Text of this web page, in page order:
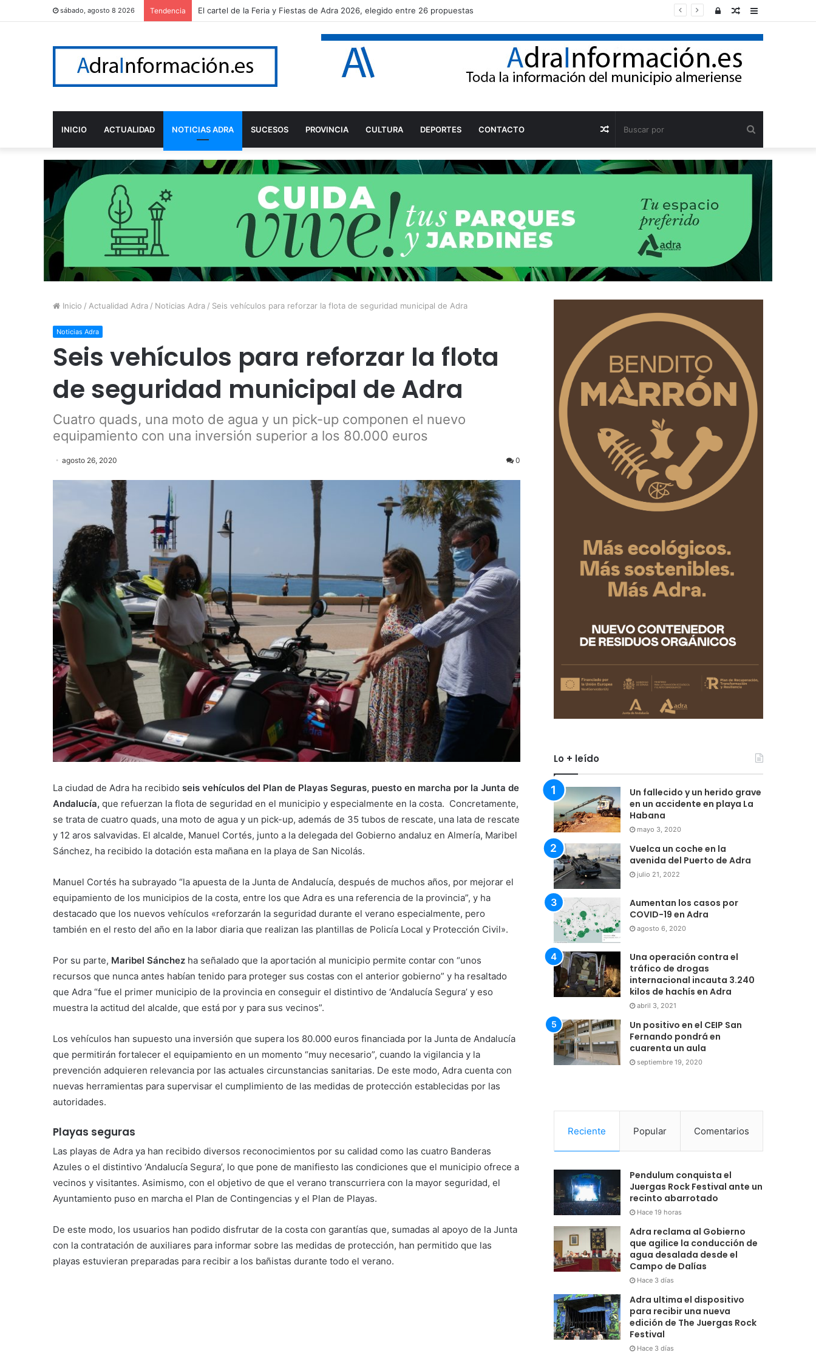
sábado, agosto 8 2026 Tendencia El cartel de la Feria y Fiestas de Adra 2026, elegido entre 26 propuestas Barra
Publicación
azar
Acceso
INICIO ACTUALIDAD NOTICIAS ADRA SUCESOS PROVINCIA CULTURA DEPORTES CONTACTO
por
Publicación
al
Inicio / Actualidad Adra / Noticias Adra / Seis vehículos para reforzar la flota de seguridad municipal de Adra
Noticias Adra
Seis vehículos para reforzar la flota
de seguridad municipal de Adra
Cuatro quads, una moto de agua y un pick-up componen el nuevo
equipamiento con una inversión superior a los 80.000 euros
agosto 26, 2020 0
La ciudad de Adra ha recibido seis vehículos del Plan de Playas Seguras, puesto en marcha por la Junta de
Andalucía, que refuerzan la flota de seguridad en el municipio y especialmente en la costa. Concretamente,
se trata de cuatro quads, una moto de agua y un pick-up, además de 35 tubos de rescate, una lata de rescate
y 12 aros salvavidas. El alcalde, Manuel Cortés, junto a la delegada del Gobierno andaluz en Almería, Maribel
Sánchez, ha recibido la dotación esta mañana en la playa de San Nicolás.
Manuel Cortés ha subrayado “la apuesta de la Junta de Andalucía, después de muchos años, por mejorar el
equipamiento de los municipios de la costa, entre los que Adra es una referencia de la provincia”, y ha
destacado que los nuevos vehículos «reforzarán la seguridad durante el verano especialmente, pero
también en el resto del año en la labor diaria que realizan las plantillas de Policía Local y Protección Civil».
Por su parte, Maribel Sánchez ha señalado que la aportación al municipio permite contar con “unos
recursos que nunca antes habían tenido para proteger sus costas con el anterior gobierno” y ha resaltado
que Adra “fue el primer municipio de la provincia en conseguir el distintivo de ‘Andalucía Segura’ y eso
muestra la actitud del alcalde, que está por y para sus vecinos”.
Los vehículos han supuesto una inversión que supera los 80.000 euros financiada por la Junta de Andalucía
que permitirán fortalecer el equipamiento en un momento “muy necesario”, cuando la vigilancia y la
prevención adquieren relevancia por las actuales circunstancias sanitarias. De este modo, Adra cuenta con
nuevas herramientas para supervisar el cumplimiento de las medidas de protección establecidas por las
autoridades.
Playas seguras
Las playas de Adra ya han recibido diversos reconocimientos por su calidad como las cuatro Banderas
Azules o el distintivo ‘Andalucía Segura’, lo que pone de manifiesto las condiciones que el municipio ofrece a
vecinos y visitantes. Asimismo, con el objetivo de que el verano transcurriera con la mayor seguridad, el
Ayuntamiento puso en marcha el Plan de Contingencias y el Plan de Playas.
De este modo, los usuarios han podido disfrutar de la costa con garantías que, sumadas al apoyo de la Junta
con la contratación de auxiliares para informar sobre las medidas de protección, han permitido que las
playas estuvieran preparadas para recibir a los bañistas durante todo el verano.
Lo + leído
Un fallecido y un herido grave
en un accidente en playa La
Habana
mayo 3, 2020
Vuelca un coche en la
avenida del Puerto de Adra
julio 21, 2022
Aumentan los casos por
COVID-19 en Adra
agosto 6, 2020
Una operación contra el
tráfico de drogas
internacional incauta 3.240
kilos de hachís en Adra
abril 3, 2021
Un positivo en el CEIP San
Fernando pondrá en
cuarenta un aula
septiembre 19, 2020
Reciente Popular Comentarios
Pendulum conquista el
Juergas Rock Festival ante un
recinto abarrotado
Hace 19 horas
Adra reclama al Gobierno
que agilice la conducción de
agua desalada desde el
Campo de Dalías
Hace 3 días
Adra ultima el dispositivo
para recibir una nueva
edición de The Juergas Rock
Festival
Hace 3 días